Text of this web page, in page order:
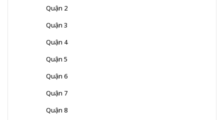
Quận 2
Quận 3
Quận 4
Quận 5
Quận 6
Quận 7
Quận 8